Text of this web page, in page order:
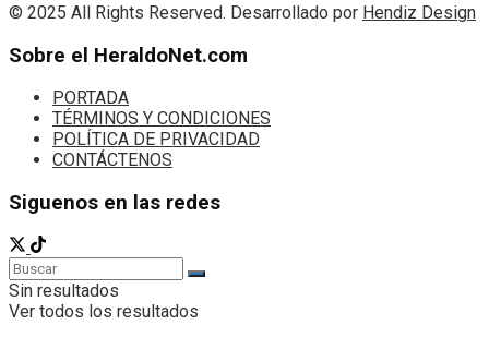
© 2025 All Rights Reserved. Desarrollado por Hendiz Design
Sobre el HeraldoNet.com
PORTADA
TÉRMINOS Y CONDICIONES
POLÍTICA DE PRIVACIDAD
CONTÁCTENOS
Siguenos en las redes
Sin resultados
Ver todos los resultados